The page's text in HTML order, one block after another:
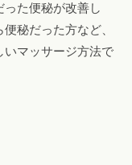
った便秘が改善し
秘だった方など、
いマッサージ方法で